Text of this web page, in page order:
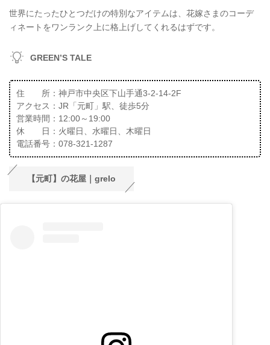
世界にたったひとつだけの特別なアイテムは、花嫁さまのコーデ
ィネートをワンランク上に格上げしてくれるはずです。
GREEN’S TALE
住 所：神戸市中央区下山手通3-2-14-2F
アクセス：JR「元町」駅、徒歩5分
営業時間：12:00～19:00
休 日：火曜日、水曜日、木曜日
電話番号：078-321-1287
【元町】の花屋｜grelo